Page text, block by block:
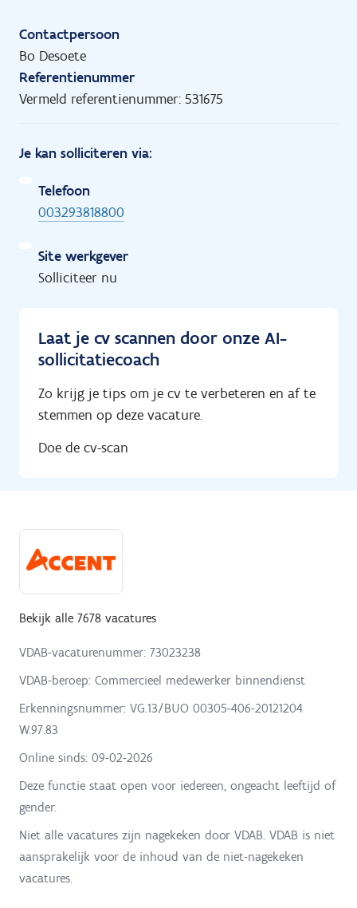
Contactpersoon
Bo Desoete
Referentienummer
Vermeld referentienummer: 531675
Je kan solliciteren via:
Telefoon
003293818800
Site werkgever
Solliciteer nu
Laat je cv scannen door onze AI-
sollicitatiecoach
Zo krijg je tips om je cv te verbeteren en af te
stemmen op deze vacature.
Doe de cv-scan
Bekijk alle 7678 vacatures
VDAB-vacaturenummer: 73023238
VDAB-beroep: Commercieel medewerker binnendienst
Erkenningsnummer: VG.13/BUO 00305-406-20121204
W.97.83
Online sinds: 09-02-2026
Deze functie staat open voor iedereen, ongeacht leeftijd of
gender.
Niet alle vacatures zijn nagekeken door VDAB. VDAB is niet
aansprakelijk voor de inhoud van de niet-nagekeken
vacatures.